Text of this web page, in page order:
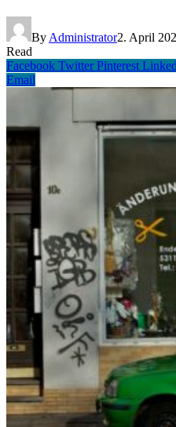
By Administrator2. April
Read
Facebook Twitter Pinterest
Email